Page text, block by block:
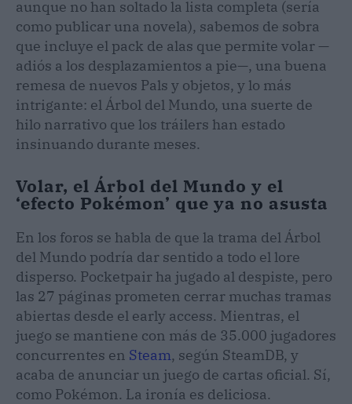
aunque no han soltado la lista completa (sería
como publicar una novela), sabemos de sobra
que incluye el pack de alas que permite volar —
adiós a los desplazamientos a pie—, una buena
remesa de nuevos Pals y objetos, y lo más
intrigante: el Árbol del Mundo, una suerte de
hilo narrativo que los tráilers han estado
insinuando durante meses.
Volar, el Árbol del Mundo y el
‘efecto Pokémon’ que ya no asusta
En los foros se habla de que la trama del Árbol
del Mundo podría dar sentido a todo el lore
disperso. Pocketpair ha jugado al despiste, pero
las 27 páginas prometen cerrar muchas tramas
abiertas desde el early access. Mientras, el
juego se mantiene con más de 35.000 jugadores
concurrentes en Steam, según SteamDB, y
acaba de anunciar un juego de cartas oficial. Sí,
como Pokémon. La ironía es deliciosa.